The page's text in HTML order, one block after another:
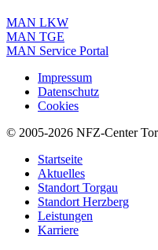
MAN LKW
MAN TGE
MAN Service Portal
Impressum
Datenschutz
Cookies
© 2005-2026 NFZ-Center
Startseite
Aktuelles
Standort Torgau
Standort Herzberg
Leistungen
Karriere